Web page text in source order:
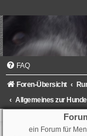
FAQ
Foren-Übersicht
Allgemeines zur
ein Forum für